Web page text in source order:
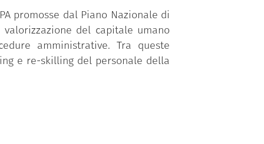
promosse dal Piano Nazionale di
del capitale umano
amministrative. Tra queste
e re-skilling del personale della